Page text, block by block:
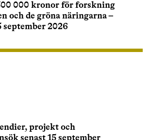
000 kronor för forskning
och de gröna näringarna –
september 2026
projekt och
senast 15 september